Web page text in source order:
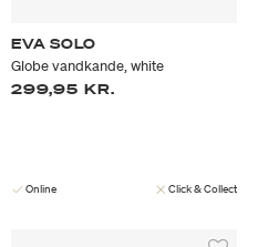
EVA SOLO
Globe vandkande, white
299,95 KR.
Online Click & Collect